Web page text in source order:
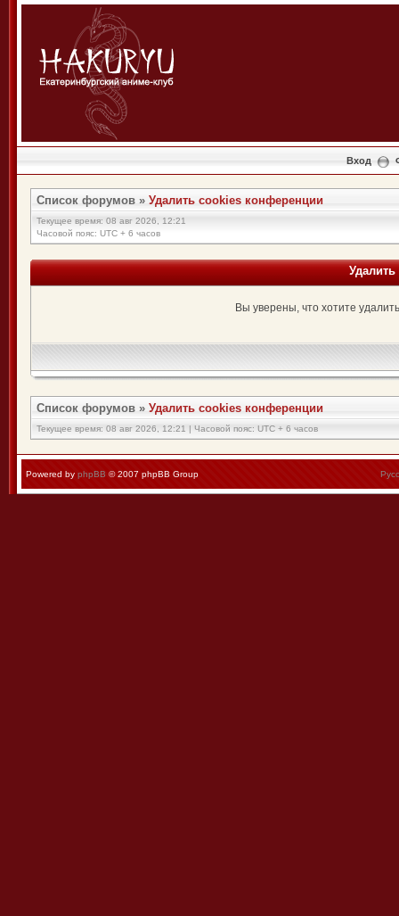
Вход
Список форумов » Удалить cookies конференции
Текущее время: 08 авг 2026, 12:21
Часовой пояс: UTC + 6 часов
Вы уверены, что хотите
Список форумов » Удалить cookies конференции
Текущее время: 08 авг 2026, 12:21 | Часовой пояс: UTC + 6 часов
Powered by phpBB © 2007 phpBB Group